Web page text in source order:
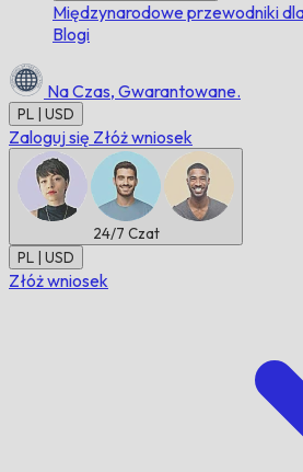
Międzynarodowe przewodniki
Blogi
Na Czas, Gwarantowane.
PL | USD
Zaloguj się Złóż wniosek
24/7 Czat
PL | USD
Złóż wniosek